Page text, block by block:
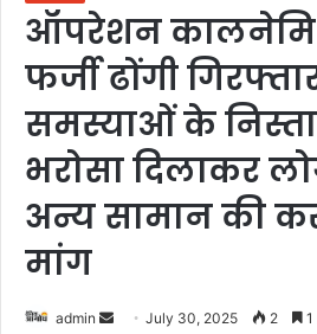
ऑपरेशन कालनेमि
फर्जी ढोंगी
समस्याओं के
भरोसा दिलाकर
अन्य सामान की
मांग
admin July 30, 2025 2 1